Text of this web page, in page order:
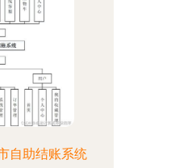
自助结账系统